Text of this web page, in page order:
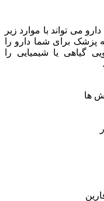
دارو می تواند با موارد زیر
پزشک برای شما دارو را
گیاهی یا شیمیایی را
ها